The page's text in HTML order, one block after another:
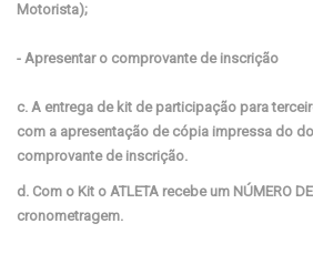
Motorista);
- Apresentar o comprovante de inscrição
c. A entrega de kit de participação para
com a apresentação de cópia impressa do
comprovante de inscrição.
d. Com o Kit o ATLETA recebe um NÚMERO
cronometragem.